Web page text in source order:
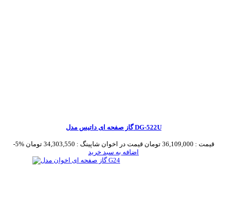
گاز صفحه ای داتیس مدل DG-522U
-5% قیمت : 36,109,000 تومان قیمت در اخوان شاپینگ : 34,303,550 تومان
اضافه به سبد خرید